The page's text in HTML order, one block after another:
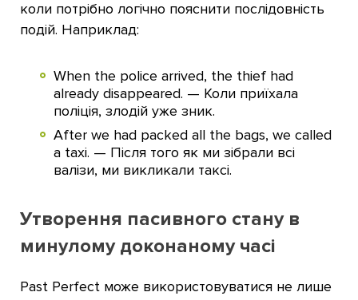
коли потрібно логічно пояснити послідовність
подій. Наприклад:
When the police arrived, the thief had
already disappeared. — Коли приїхала
поліція, злодій уже зник.
After we had packed all the bags, we called
a taxi. — Після того як ми зібрали всі
валізи, ми викликали таксі.
Утворення пасивного стану в
минулому доконаному часі
Past Perfect може використовуватися не лише